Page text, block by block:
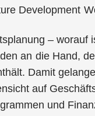
Development
–
an die Hand,
Damit
auf
und